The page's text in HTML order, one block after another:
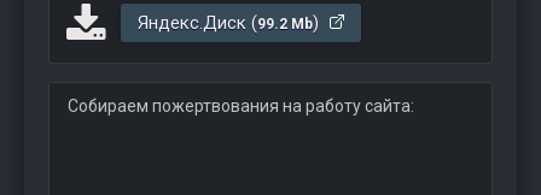
Яндекс.Диск (99.2 Mb)
Собираем пожертвования на работу сайта: